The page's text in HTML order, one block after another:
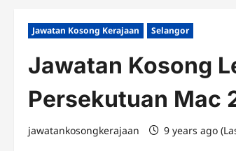
Jawatan Kosong Kerajaan Selangor
Jawatan Kosong
Persekutuan Mac
jawatankosongkerajaan 9 years ago